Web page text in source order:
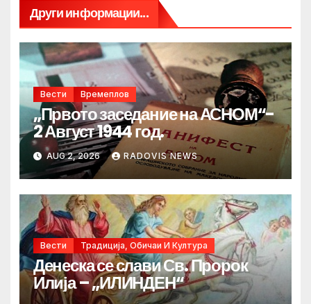
Други информации...
Вести Времеплов
„Првото заседание на АСНОМ“-
2 Август 1944 год.
AUG 2, 2026 RADOVIS NEWS
Вести Традиција, Обичаи И Култура
Денеска се слави Св. Пророк
Илија – „ИЛИНДЕН“